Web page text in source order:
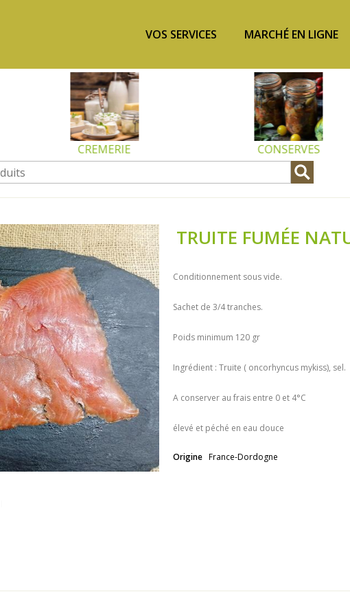
VOS SERVICES MARCHÉ EN LIGNE
CREMERIE CONSERVES
TRUITE FUMÉE
Conditionnement sous vide.
Sachet de 3/4 tranches.
Poids minimum 120 gr
Ingrédient : Truite ( oncorhyncus mykiss), sel.
A conserver au frais entre 0 et 4°C
élevé et péché en eau douce
Origine France-Dordogne